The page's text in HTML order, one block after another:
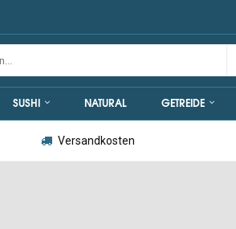
SUSHI NATURAL GETREIDE
Versandkosten